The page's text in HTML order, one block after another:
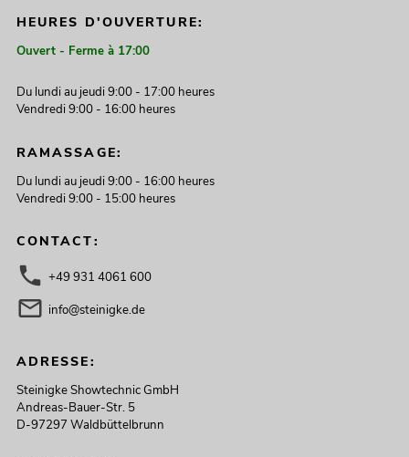
HEURES D'OUVERTURE:
Ouvert - Ferme à 17:00
Du lundi au jeudi 9:00 - 17:00 heures
Vendredi 9:00 - 16:00 heures
RAMASSAGE:
Du lundi au jeudi 9:00 - 16:00 heures
Vendredi 9:00 - 15:00 heures
CONTACT:
+49 931 4061 600
info@steinigke.de
ADRESSE:
Steinigke Showtechnic GmbH
Andreas-Bauer-Str. 5
D-97297 Waldbüttelbrunn